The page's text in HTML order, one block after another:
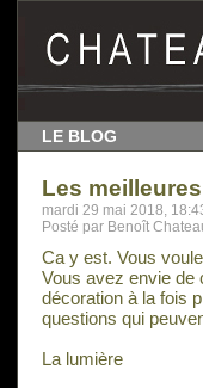
LE BLOG
Les
mardi 29 mai 2018,
Posté par Benoît
Ca y est. Vous
Vous avez envie de
décoration à la fois
questions qui
La lumière